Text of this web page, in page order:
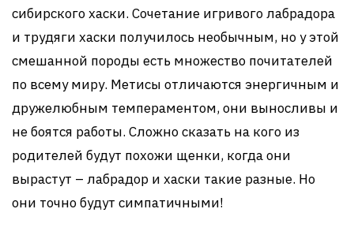
сибирского хаски. Сочетание игривого лабрадора
и трудяги хаски получилось необычным, но у этой
смешанной породы есть множество почитателей
по всему миру. Метисы отличаются энергичным и
дружелюбным темпераментом, они выносливы и
не боятся работы. Сложно сказать на кого из
родителей будут похожи щенки, когда они
вырастут – лабрадор и хаски такие разные. Но
они точно будут симпатичными!